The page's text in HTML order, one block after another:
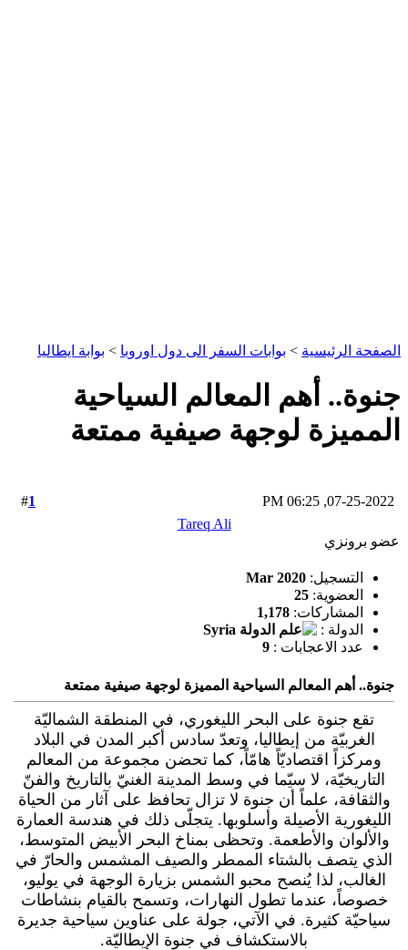
الصفحة الرئيسية > بوابات السفر الى دول اوروبا > بوابة ايطاليا
جنوة.. أهم المعالم السياحية
المميزة لوجهة صيفية ممتعة
1
07-25-2022, 06:25 PM
Tareq Ali
عضو برونزي
التسجيل: Mar 2020
العضوية: 25
المشاركات: 1,178
الدولة :
عدد الاعجابات : 9
جنوة.. أهم المعالم السياحية المميزة لوجهة صيفية ممتعة
تقع جنوة على البحر الليغوري، في المنطقة الشماليّة
الغربيّة من إيطاليا، وتعدّ سادس أكبر المدن في البلاد
ومركزاً اقتصاديّاً هامّاً، كما تحضن مجموعة من المعالم
التاريخيّة، لا سيّما في وسط المدينة الغنيّ بالتاريخ والفنّ
والثقافة، علماً أن جنوة لا تزال تحافظ على آثار من الحياة
الليغورية الأصيلة وأسلوبها. يتجلّى ذلك في هندسة العمارة
والألوان والأطعمة. وتحظى بمناخ البحر الأبيض المتوسط،
الذي يتصف بالشتاء الممطر والصيف المشمس والحارّ في
الغالب، لذا يُنصح محبو الشمس بزيارة الوجهة في يوليو،
خصوصاً، عندما تطول النهارات، وتسمح بالقيام بنشاطات
سياحيّة كثيرة. في الآتي، جولة على عناوين سياحية جديرة
بالاستكشاف في جنوة الإيطاليّة.